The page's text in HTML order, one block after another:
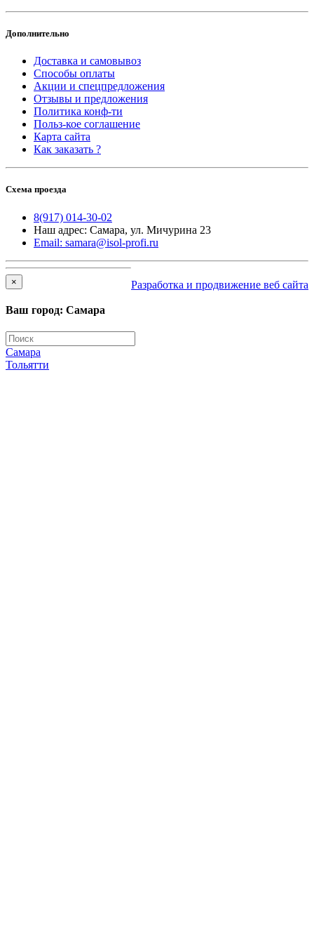
Дополнительно
Доставка и самовывоз
Способы оплаты
Акции и спецпредложения
Отзывы и предложения
Политика конф-ти
Польз-кое соглашение
Карта сайта
Как заказать ?
Схема проезда
8(917) 014-30-02
Наш адрес: Самара, ул. Мичурина 23
Email: samara@isol-profi.ru
Разработка и продвижение веб сайта
×
Ваш город: Самара
Самара
Тольятти